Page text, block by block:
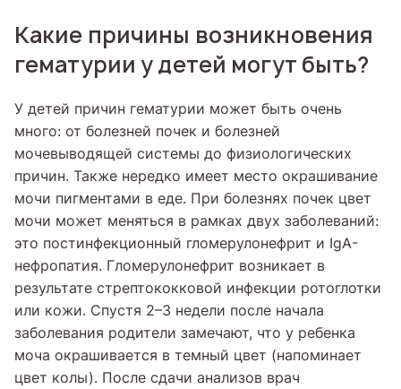
Какие причины возникновения
гематурии у детей могут быть?
У детей причин гематурии может быть очень
много: от болезней почек и болезней
мочевыводящей системы до физиологических
причин. Также нередко имеет место окрашивание
мочи пигментами в еде. При болезнях почек цвет
мочи может меняться в рамках двух заболеваний:
это постинфекционный гломерулонефрит и IgA-
нефропатия. Гломерулонефрит возникает в
результате стрептококковой инфекции ротоглотки
или кожи. Спустя 2–3 недели после начала
заболевания родители замечают, что у ребенка
моча окрашивается в темный цвет (напоминает
цвет колы). После сдачи анализов врач